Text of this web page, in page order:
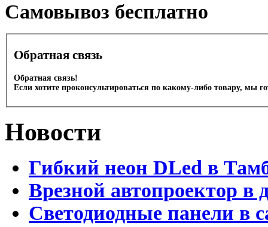
Cамовывоз бесплатно
Обратная связь
Обратная связь!
Если хотите проконсультироваться по какому-либо товару, мы
Новости
Гибкий неон DLed в
Врезной автопроектор в
Светодиодные панели в